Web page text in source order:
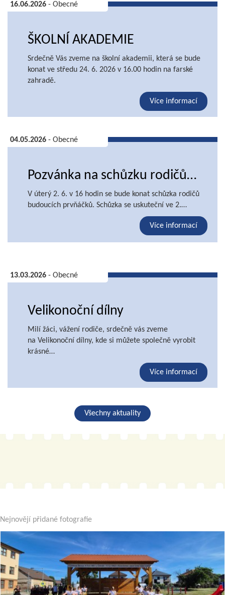
16.06.2026 - Obecné
ŠKOLNÍ AKADEMIE
Srdečně Vás zveme na školní akademii, která se bude
konat ve středu 24. 6. 2026 v 16.00 hodin na farské
zahradě.
Více informací
04.05.2026 - Obecné
Pozvánka na schůzku rodičů…
V úterý 2. 6. v 16 hodin se bude konat schůzka rodičů
budoucích prvňáčků. Schůzka se uskuteční ve 2.…
Více informací
13.03.2026 - Obecné
Velikonoční dílny
Milí žáci, vážení rodiče, srdečně vás zveme
na Velikonoční dílny, kde si můžete společně vyrobit
krásné…
Více informací
Všechny aktuality
Nejnovějí přidané fotografie